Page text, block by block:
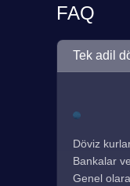
FAQ
Tek adil
Döviz
Bankalar
Genel